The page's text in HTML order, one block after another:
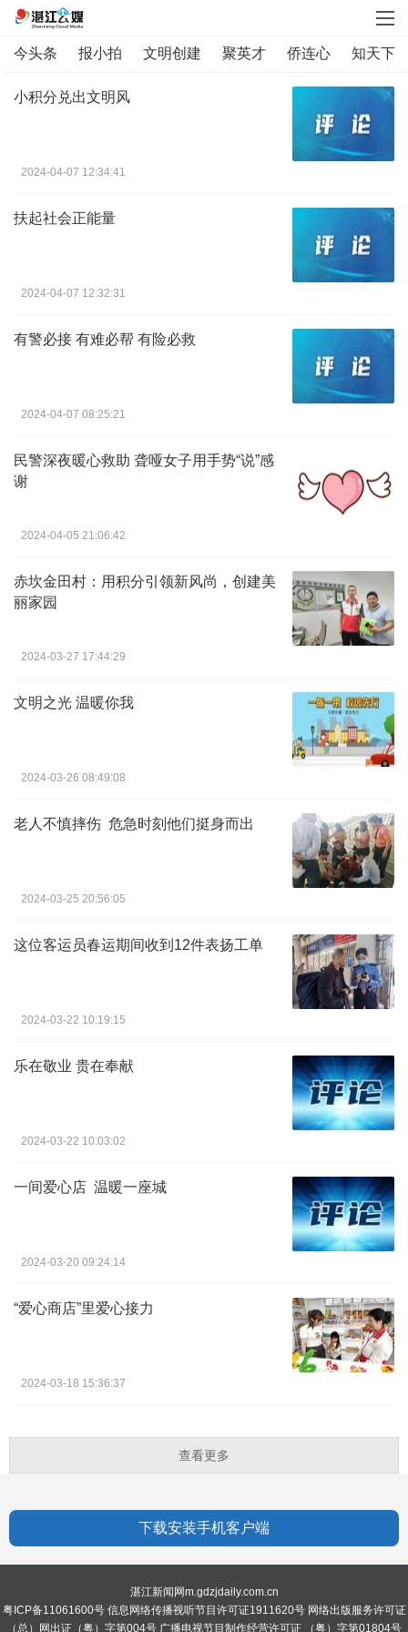
今头条 报小拍 文明创建 聚英才 侨连心 知天下
小积分兑出文明风
2024-04-07 12:34:41
扶起社会正能量
2024-04-07 12:32:31
有警必接 有难必帮 有险必救
2024-04-07 08:25:21
民警深夜暖心救助 聋哑女子用手势“说”感
谢
2024-04-05 21:06:42
赤坎金田村：用积分引领新风尚，创建美
丽家园
2024-03-27 17:44:29
文明之光 温暖你我
2024-03-26 08:49:08
老人不慎摔伤 危急时刻他们挺身而出
2024-03-25 20:56:05
这位客运员春运期间收到12件表扬工单
2024-03-22 10:19:15
乐在敬业 贵在奉献
2024-03-22 10:03:02
一间爱心店 温暖一座城
2024-03-20 09:24:14
“爱心商店”里爱心接力
2024-03-18 15:36:37
查看更多
下载安装手机客户端
湛江新闻网m.gdzjdaily.com.cn
粤ICP备11061600号 信息网络传播视听节目许可证1911620号 网络出版服务许可证
（总）网出证（粤）字第004号 广播电视节目制作经营许可证 （粤）字第01804号